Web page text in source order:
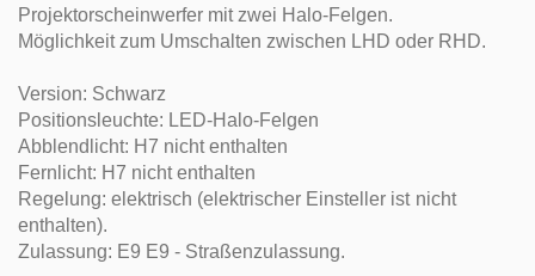
Projektorscheinwerfer mit zwei Halo-Felgen.
Möglichkeit zum Umschalten zwischen LHD oder RHD.
Version: Schwarz
Positionsleuchte: LED-Halo-Felgen
Abblendlicht: H7 nicht enthalten
Fernlicht: H7 nicht enthalten
Regelung: elektrisch (elektrischer Einsteller ist nicht
enthalten).
Zulassung: E9 E9 - Straßenzulassung.